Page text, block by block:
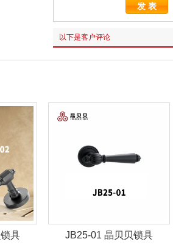
以下是客户评论
具 JB25-01 晶贝贝锁具